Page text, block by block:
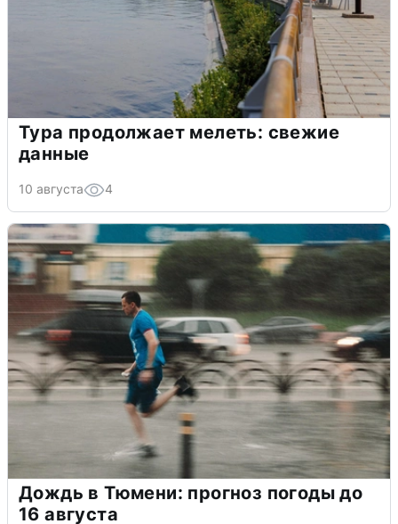
Тура продолжает мелеть: свежие
данные
10 августа 4
Дождь в Тюмени: прогноз погоды до
16 августа